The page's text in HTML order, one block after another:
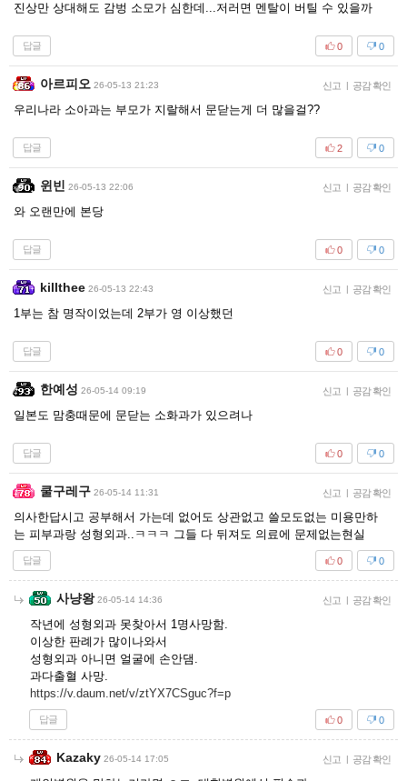
진상만 상대해도 감벙 소모가 심한데...저러면 멘탈이 버틸 수 있을까
답글 0
0
아르피오 26-05-13 21:23 신고 | 공감 확인
우리나라 소아과는 부모가 지랄해서 문닫는게 더 많을걸??
답글 0
2
윈빈 26-05-13 22:06 신고 | 공감 확인
와 오랜만에 본당
답글 0
0
killthee 26-05-13 22:43 신고 | 공감 확인
1부는 참 명작이었는데 2부가 영 이상했던
답글 0
0
한예성 26-05-14 09:19 신고 | 공감 확인
일본도 맘충때문에 문닫는 소화과가 있으려나
답글 0
0
쿨구레구 26-05-14 11:31 신고 | 공감 확인
의사한답시고 공부해서 가는데 없어도 상관없고 쓸모도없는 미용만하
는 피부과랑 성형외과..ㅋㅋㅋ 그들 다 뒤져도 의료에 문제없는현실
답글 0
0
사냥왕 26-05-14 14:36 신고 | 공감 확인
작년에 성형외과 못찾아서 1명사망함.
이상한 판례가 많이나와서
성형외과 아니면 얼굴에 손안댐.
과다출혈 사망.
https://v.daum.net/v/ztYX7CSguc?f=p
답글 0
0
Kazaky 26-05-14 17:05 신고 | 공감 확인